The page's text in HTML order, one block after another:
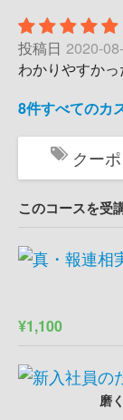
投稿日 2020-
わかりやすか
8件すべてのカ
クー
このコースを受
¥1,100
磨